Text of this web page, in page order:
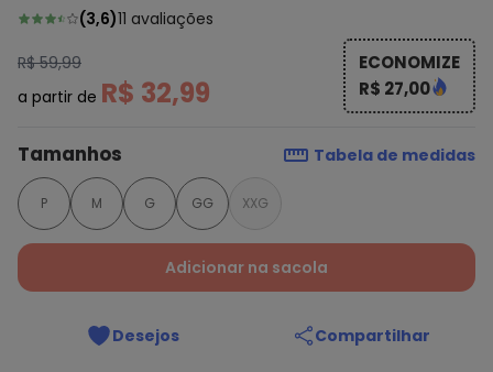
(3,6)11 avaliações
R$ 59,99
a partir de R$ 32,99
ECONOMIZE
R$ 27,00
Tamanhos Tabela de medidas
P M G GG XXG
Adicionar na sacola
Desejos Compartilhar